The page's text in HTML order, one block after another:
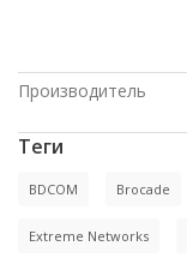
Производитель
Теги
BDCOM Brocade
Extreme Networks